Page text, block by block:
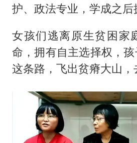
护、政法专业，学成之后
女孩们逃离原生贫困家
命，拥有自主选择权，
这条路，飞出贫瘠大山，